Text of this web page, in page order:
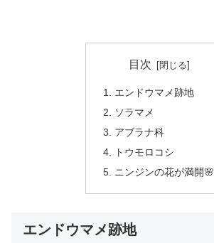
目次
エンドウマメ跡地
ソラマメ
アブラナ科
トウモロコシ
ニンジンの花が満開🌸
エンドウマメ跡地